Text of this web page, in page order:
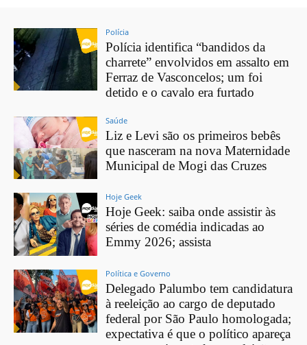
Polícia
Polícia identifica “bandidos da
charrete” envolvidos em assalto em
Ferraz de Vasconcelos; um foi
detido e o cavalo era furtado
Saúde
Liz e Levi são os primeiros bebês
que nasceram na nova Maternidade
Municipal de Mogi das Cruzes
Hoje Geek
Hoje Geek: saiba onde assistir às
séries de comédia indicadas ao
Emmy 2026; assista
Política e Governo
Delegado Palumbo tem candidatura
à reeleição ao cargo de deputado
federal por São Paulo homologada;
expectativa é que o político apareça